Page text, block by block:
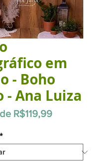
em
- Boho
- Ana Luiza
R$119,99Preço
*